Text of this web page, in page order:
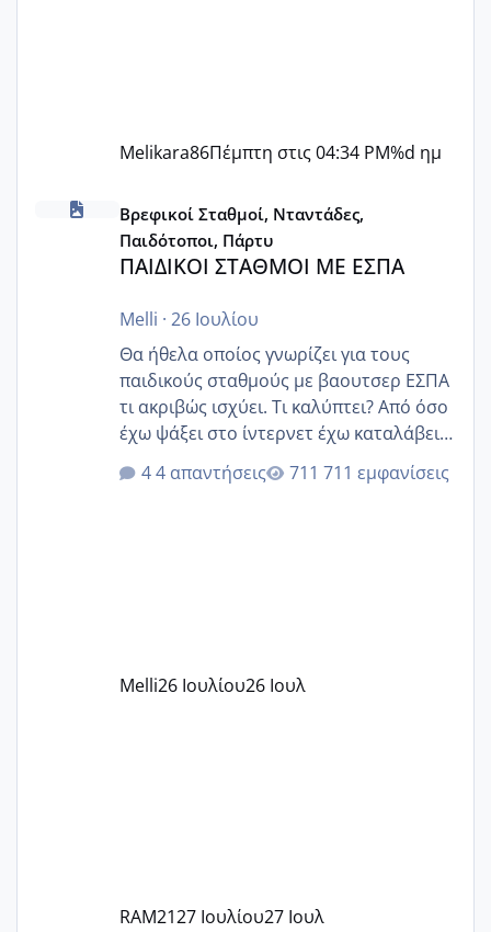
Melikara86Πέμπτη στις 04:34 PM%d ημ
ΠΑΙΔΙΚΟΙ ΣΤΑΘΜΟΙ ΜΕ ΕΣΠΑ
Βρεφικοί Σταθμοί, Νταντάδες,
Παιδότοποι, Πάρτυ
ΠΑΙΔΙΚΟΙ ΣΤΑΘΜΟΙ ΜΕ ΕΣΠΑ
Melli · 26 Ιουλίου
Θα ήθελα οποίος γνωρίζει για τους
παιδικούς σταθμούς με βαουτσερ ΕΣΠΑ
τι ακριβώς ισχύει. Τι καλύπτει? Από όσο
έχω ψάξει στο ίντερνετ έχω καταλάβει
ότι το βαουτσερ καλύπτει όλα τα
δίδακτρα και τα τροφεια του ιδιωτικού
Εγώ πήγα σε έναν ιδιωτικό παιδικό στ
4 απαντήσεις 711 εμφανίσεις
Melli26 Ιουλίου26 Ιουλ
RAM2127 Ιουλίου27 Ιουλ